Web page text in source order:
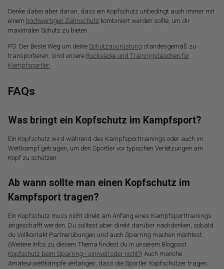
Denke dabei aber daran, dass ein Kopfschutz unbedingt auch immer mit
einem hochwertigen Zahnschutz kombiniert werden sollte, um dir
maximalen Schutz zu bieten.
PS: Der Beste Weg um deine Schutzausrüstung standesgemäß zu
transportieren, sind unsere Rucksäcke und Trainingstaschen für
Kampfsportler.
FAQs
Was bringt ein Kopfschutz im Kampfsport?
Ein Kopfschutz wird während des Kampfsporttrainings oder auch im
Wettkampf getragen, um den Sportler vor typischen Verletzungen am
Kopf zu schützen.
Ab wann sollte man einen Kopfschutz im
Kampfsport tragen?
Ein Kopfschutz muss nicht direkt am Anfang eines Kampfsporttrainings
angeschafft werden. Du solltest aber direkt darüber nachdenken, sobald
du Vollkontakt Partnerübungen und auch Sparring machen möchtest.
(Weitere Infos zu diesem Thema findest du in unserem Blogpost
Kopfschutz beim Sparring - sinnvoll oder nicht?) Auch manche
Amateurwettkämpfe verlangen, dass die Sportler Kopfschützer tragen.